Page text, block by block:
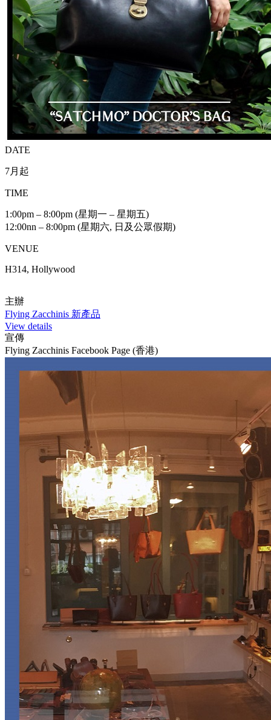
DATE
7月起
TIME
1:00pm – 8:00pm (星期一 – 星期五)
12:00nn – 8:00pm (星期六, 日及公眾假期)
VENUE
H314, Hollywood
主辦
Flying Zacchinis 新產品
View details
宣傳
Flying Zacchinis Facebook Page (香港)